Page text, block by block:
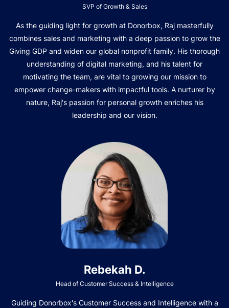
SVP of Growth & Sales
As the guiding light for growth at Donorbox, Raj masterfully
combines sales and marketing with a deep passion to grow the
Giving GDP and widen our global nonprofit family. His thorough
understanding of digital marketing, and his talent for
motivating the team, are vital to growing our mission to
empower change-makers with impactful tools. A nurturer by
nature, Raj's passion for personal growth enriches his
leadership and our vision.
Rebekah D.
Head of Customer Success & Intelligence
Guiding Donorbox's Customer Success and Intelligence with a